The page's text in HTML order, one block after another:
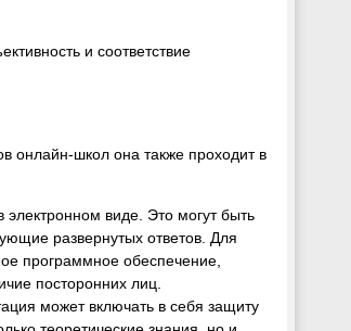
и соответствие
онлайн-школ она также проходит в
виде. Это могут быть
развернутых ответов. Для
программное обеспечение,
посторонних лиц.
может включать в себя защиту